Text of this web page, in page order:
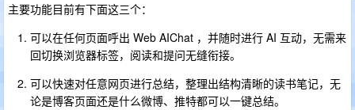
主要功能目前有下面这三个：
可以在任何页面呼出 Web AIChat ，并随时进行 AI 互动，无需来
回切换浏览器标签，阅读和提问无缝衔接。
可以快速对任意网页进行总结，整理出结构清晰的读书笔记，无
论是博客页面还是什么微博、推特都可以一键总结。